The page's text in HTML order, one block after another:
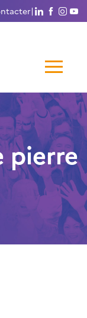
| NousNous
de
pierre